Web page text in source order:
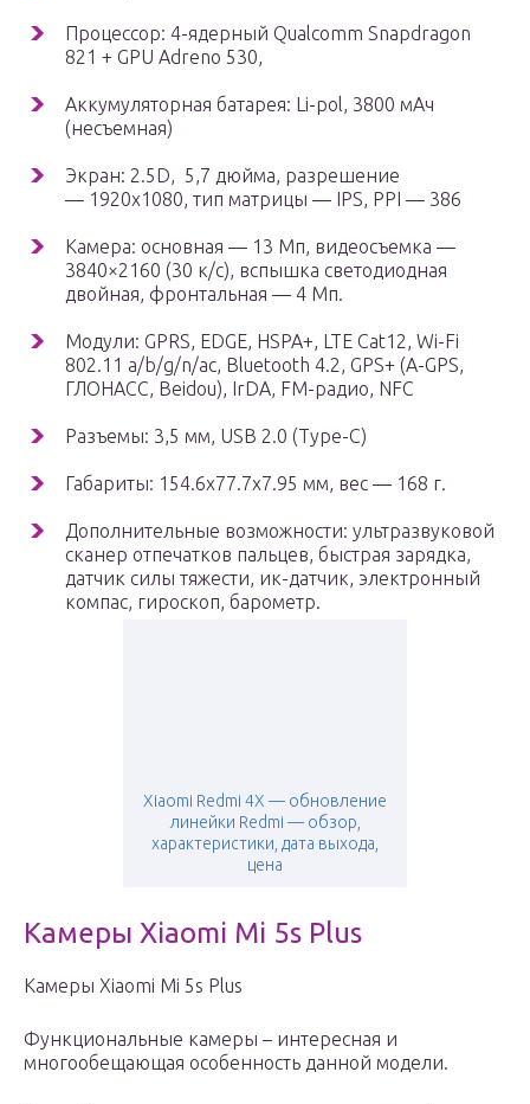
Процессор: 4-ядерный Qualcomm Snapdragon
821 + GPU Adreno 530,
Аккумуляторная батарея: Li-pol, 3800 мАч
(несъемная)
Экран: 2.5D, 5,7 дюйма, разрешение
— 1920х1080, тип матрицы — IPS, PPI — 386
Камера: основная — 13 Мп, видеосъемка —
3840×2160 (30 к/с), вспышка светодиодная
двойная, фронтальная — 4 Мп.
Модули: GPRS, EDGE, HSPA+, LTE Сat12, Wi-Fi
802.11 a/b/g/n/ас, Bluetooth 4.2, GPS+ (A-GPS,
ГЛОНАСС, Beidou), IrDA, FM-радио, NFC
Разъемы: 3,5 мм, USB 2.0 (Type-C)
Габариты: 154.6х77.7х7.95 мм, вес — 168 г.
Дополнительные возможности: ультразвуковой
сканер отпечатков пальцев, быстрая зарядка,
датчик силы тяжести, ик-датчик, электронный
компас, гироскоп, барометр.
Xiaomi Redmi 4X — обновление
линейки Redmi — обзор,
характеристики, дата выхода,
цена
Камеры Xiaomi Mi 5s Plus
Камеры Xiaomi Mi 5s Plus
Функциональные камеры – интересная и
многообещающая особенность данной модели.